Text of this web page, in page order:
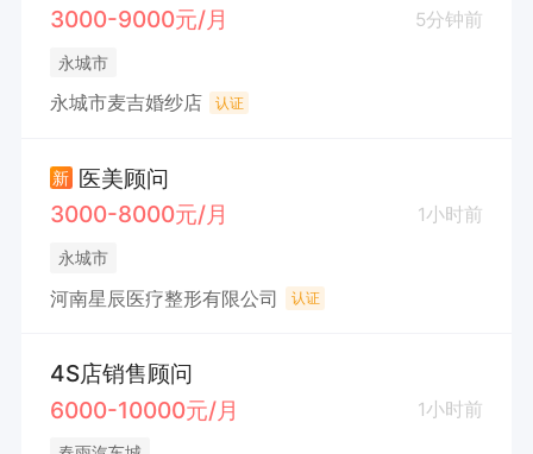
3000-9000元/月
5分钟前
永城市
永城市麦吉婚纱店 认证
新 医美顾问
3000-8000元/月
1小时前
永城市
河南星辰医疗整形有限公司 认证
4S店销售顾问
6000-10000元/月
1小时前